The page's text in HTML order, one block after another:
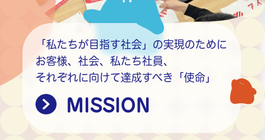
「私たちが目指す社会」の実現のために
お客様、社会、私たち社員、
それぞれに向けて達成すべき「使命」
MISSION